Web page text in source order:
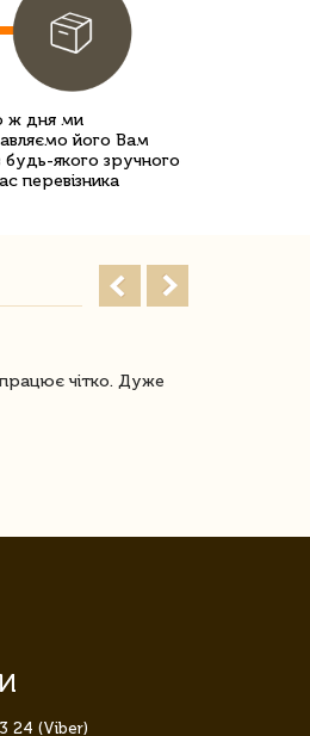
ж дня ми
його Вам
будь-якого зручного
перевізника
чітко. Дуже
24 (Viber)